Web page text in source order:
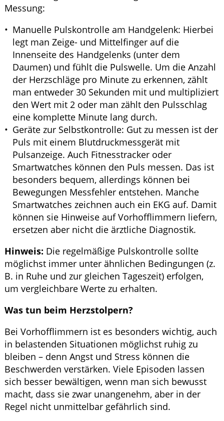
Messung:
Manuelle Pulskontrolle am Handgelenk: Hierbei
legt man Zeige- und Mittelfinger auf die
Innenseite des Handgelenks (unter dem
Daumen) und fühlt die Pulswelle. Um die Anzahl
der Herzschläge pro Minute zu erkennen, zählt
man entweder 30 Sekunden mit und multipliziert
den Wert mit 2 oder man zählt den Pulsschlag
eine komplette Minute lang durch.
Geräte zur Selbstkontrolle: Gut zu messen ist der
Puls mit einem Blutdruckmessgerät mit
Pulsanzeige. Auch Fitnesstracker oder
Smartwatches können den Puls messen. Das ist
besonders bequem, allerdings können bei
Bewegungen Messfehler entstehen. Manche
Smartwatches zeichnen auch ein EKG auf. Damit
können sie Hinweise auf Vorhofflimmern liefern,
ersetzen aber nicht die ärztliche Diagnostik.
Hinweis: Die regelmäßige Pulskontrolle sollte
möglichst immer unter ähnlichen Bedingungen (z.
B. in Ruhe und zur gleichen Tageszeit) erfolgen,
um vergleichbare Werte zu erhalten.
Was tun beim Herzstolpern?
Bei Vorhofflimmern ist es besonders wichtig, auch
in belastenden Situationen möglichst ruhig zu
bleiben – denn Angst und Stress können die
Beschwerden verstärken. Viele Episoden lassen
sich besser bewältigen, wenn man sich bewusst
macht, dass sie zwar unangenehm, aber in der
Regel nicht unmittelbar gefährlich sind.